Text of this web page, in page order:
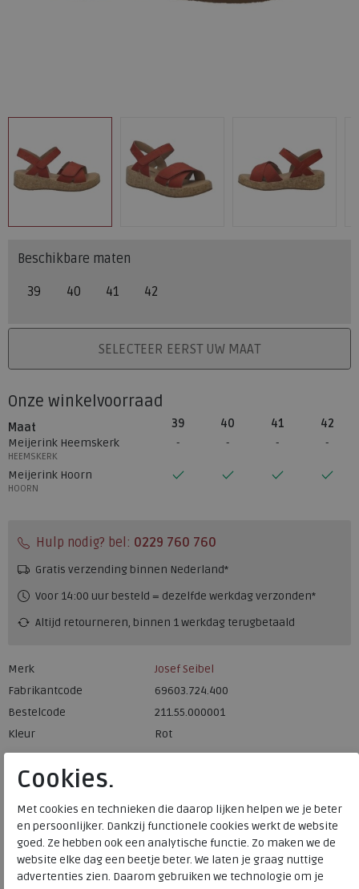
Josef Seibel
Toon alles vanJosef Seibel
Beschikbare maten
39 40 41 42
PLAATS IN WINKELMANDSELECTEER EERST UW MAAT
Onze winkelvoorraad
Maat 39 40 41
42
Meijerink Heemskerk
HEEMSKERK
Meijerink Hoorn
HOORN
Hulp nodig? bel: 0229 760 760
Gratis verzending binnen Nederland*
Voor 14:00 uur besteld = dezelfde werkdag verzonden*
Altijd retourneren, binnen 1 werkdag terugbetaald
Merk
Josef Seibel
Fabrikantcode
69603.724.400
Bestelcode
211.55.000001
Kleur
Rot
Materiaal
Cookies.
Met cookies en technieken die daarop lijken helpen we je beter
en persoonlijker. Dankzij functionele cookies werkt de website
goed. Ze hebben ook een analytische functie. Zo maken we de
website elke dag een beetje beter. We laten je graag nuttige
advertenties zien. Daarom gebruiken we technologie om je